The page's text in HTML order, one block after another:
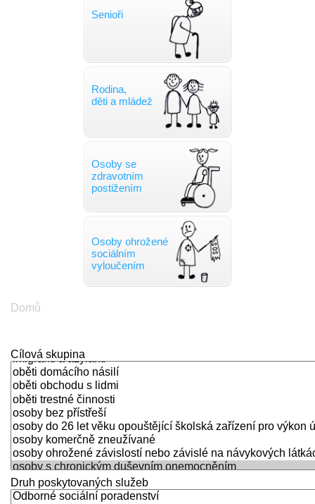
Senioři
Rodina,
děti a mládež
Osoby se
zdravotním
postižením
Osoby ohrožené
sociálním
vyloučením
Drobečková
Domů
Cílová skupina
Druh poskytovaných služeb